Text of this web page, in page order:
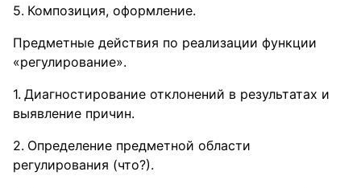
Композиция, оформление.
Предметные действия по реализации функции
«регулирование».
Диагностирование отклонений в результатах и
выявление причин.
Определение предметной области
регулирования (что?).